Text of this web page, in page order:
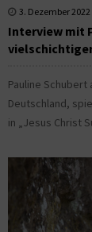
3. Dezember 2022
Interview mit
Pauline
Deutschland,
in „Jesus Christ